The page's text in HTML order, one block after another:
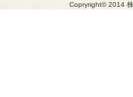
Copryright© 2014